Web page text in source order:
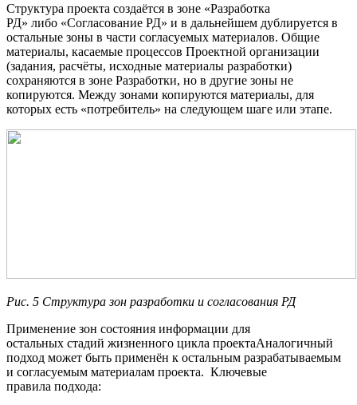
Структура проекта создаётся в зоне «Разработка
РД» либо «Согласование РД» и в дальнейшем дублируется в
остальные зоны в части согласуемых материалов. Общие
материалы, касаемые процессов Проектной организации
(задания, расчёты, исходные материалы разработки)
сохраняются в зоне Разработки, но в другие зоны не
копируются. Между зонами копируются материалы, для
которых есть «потребитель» на следующем шаге или этапе.
Рис. 5 Структура зон разработки и согласования РД
Применение зон состояния информации для
остальных стадий жизненного цикла проектаАналогичный
подход может быть применён к остальным разрабатываемым
и согласуемым материалам проекта. Ключевые
правила подхода: